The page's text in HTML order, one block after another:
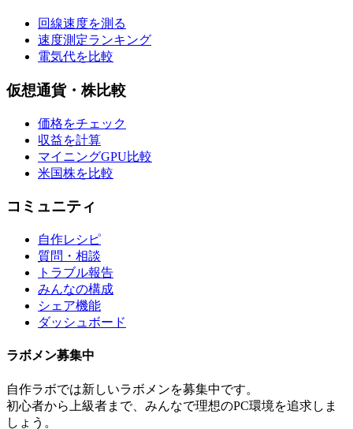
回線速度を測る
速度測定ランキング
電気代を比較
仮想通貨・株比較
価格をチェック
収益を計算
マイニングGPU比較
米国株を比較
コミュニティ
自作レシピ
質問・相談
トラブル報告
みんなの構成
シェア機能
ダッシュボード
ラボメン募集中
自作ラボでは新しいラボメンを募集中です。
初心者から上級者まで、みんなで理想のPC環境を追求しま
しょう。